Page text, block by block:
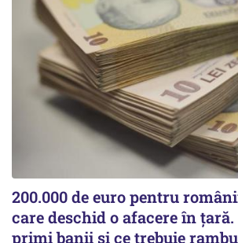
200.000 de euro pentru
care deschid o afacere în țară.
primi banii și ce trebuie